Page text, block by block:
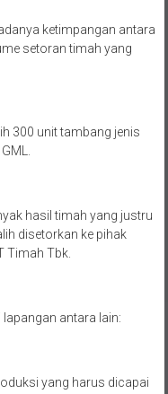
ketimpangan antara
setoran timah yang
300 unit tambang jenis
hasil timah yang justru
disetorkan ke pihak
Timah Tbk.
antara lain:
yang harus dicapai